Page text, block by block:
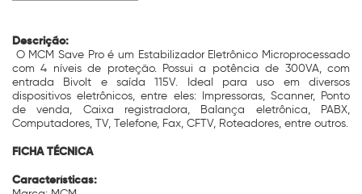
Descrição:
O MCM Save Pro é um Estabilizador Eletrônico Microprocessado
com 4 níveis de proteção. Possui a potência de 300VA, com
entrada Bivolt e saída 115V. Ideal para uso em diversos
dispositivos eletrônicos, entre eles: Impressoras, Scanner, Ponto
de venda, Caixa registradora, Balança eletrônica, PABX,
Computadores, TV, Telefone, Fax, CFTV, Roteadores, entre outros.
FICHA TÉCNICA
Características: